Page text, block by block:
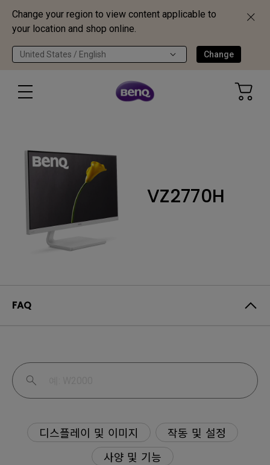
Change your region to view content applicable to
your location and shop online.
United States / English Change
VZ2770H
FAQ
디스플레이 및 이미지
작동 및 설정
사양 및 기능